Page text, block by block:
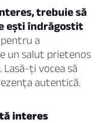
trebuie să
ești îndrăgostit
a
un salut prietenos
Lasă-ți vocea să
autentică.
interes